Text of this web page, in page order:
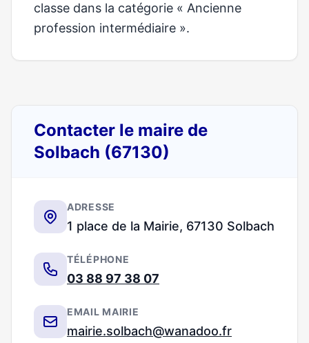
classe dans la catégorie « Ancienne
profession intermédiaire ».
Contacter le maire de
Solbach (67130)
ADRESSE
1 place de la Mairie, 67130 Solbach
TÉLÉPHONE
03 88 97 38 07
EMAIL MAIRIE
mairie.solbach@wanadoo.fr